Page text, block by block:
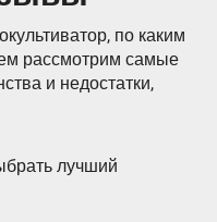
по каким
рассмотрим самые
и недостатки,
лучший